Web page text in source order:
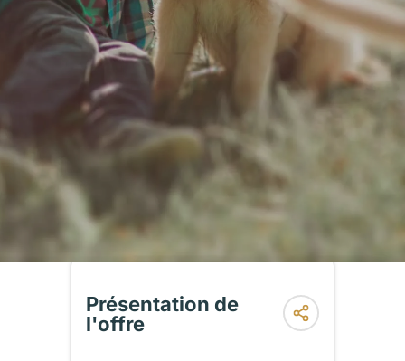
Présentation de
l'offre